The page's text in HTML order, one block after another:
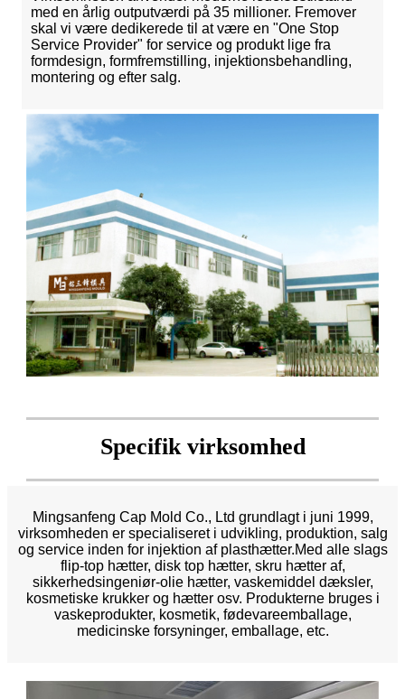
med en årlig outputværdi på 35 millioner. Fremover
skal vi være dedikerede til at være en "One Stop
Service Provider" for service og produkt lige fra
formdesign, formfremstilling, injektionsbehandling,
montering og efter salg.
Specifik virksomhed
Mingsanfeng Cap Mold Co., Ltd grundlagt i juni 1999,
virksomheden er specialiseret i udvikling, produktion, salg
og service inden for injektion af plasthætter.Med alle slags
flip-top hætter, disk top hætter, skru hætter af,
sikkerhedsingeniør-olie hætter, vaskemiddel dæksler,
kosmetiske krukker og hætter osv. Produkterne bruges i
vaskeprodukter, kosmetik, fødevareemballage,
medicinske forsyninger, emballage, etc.